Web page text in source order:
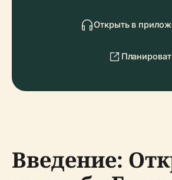
Открыть в
Введение: